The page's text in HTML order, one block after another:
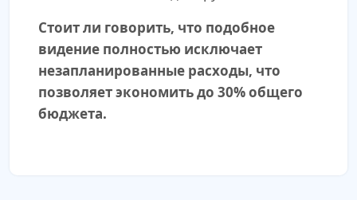
Стоит ли говорить, что подобное
видение полностью исключает
незапланированные расходы, что
позволяет экономить до 30% общего
бюджета.